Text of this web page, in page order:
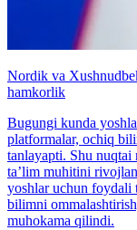
Nordik va
hamkorlik
Bugungi kunda
platformalar, ochiq
tanlayapti. Shu nuqtai
taʼlim muhitini
yoshlar uchun foydali
bilimni
muhokama qilindi.